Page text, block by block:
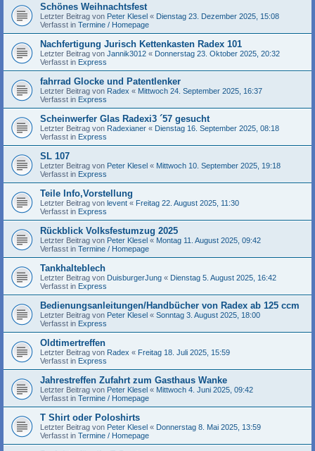
Schönes Weihnachtsfest
Letzter Beitrag von Peter Klesel « Dienstag 23. Dezember 2025, 15:08
Verfasst in Termine / Homepage
Nachfertigung Jurisch Kettenkasten Radex 101
Letzter Beitrag von Jannik3012 « Donnerstag 23. Oktober 2025, 20:32
Verfasst in Express
fahrrad Glocke und Patentlenker
Letzter Beitrag von Radex « Mittwoch 24. September 2025, 16:37
Verfasst in Express
Scheinwerfer Glas Radexi3 ´57 gesucht
Letzter Beitrag von Radexianer « Dienstag 16. September 2025, 08:18
Verfasst in Express
SL 107
Letzter Beitrag von Peter Klesel « Mittwoch 10. September 2025, 19:18
Verfasst in Express
Teile Info,Vorstellung
Letzter Beitrag von levent « Freitag 22. August 2025, 11:30
Verfasst in Express
Rückblick Volksfestumzug 2025
Letzter Beitrag von Peter Klesel « Montag 11. August 2025, 09:42
Verfasst in Termine / Homepage
Tankhalteblech
Letzter Beitrag von DuisburgerJung « Dienstag 5. August 2025, 16:42
Verfasst in Express
Bedienungsanleitungen/Handbücher von Radex ab 125 ccm
Letzter Beitrag von Peter Klesel « Sonntag 3. August 2025, 18:00
Verfasst in Express
Oldtimertreffen
Letzter Beitrag von Radex « Freitag 18. Juli 2025, 15:59
Verfasst in Express
Jahrestreffen Zufahrt zum Gasthaus Wanke
Letzter Beitrag von Peter Klesel « Mittwoch 4. Juni 2025, 09:42
Verfasst in Termine / Homepage
T Shirt oder Poloshirts
Letzter Beitrag von Peter Klesel « Donnerstag 8. Mai 2025, 13:59
Verfasst in Termine / Homepage